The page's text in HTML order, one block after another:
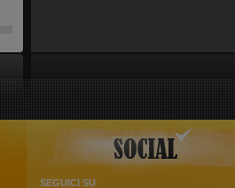
SEGUICI SU